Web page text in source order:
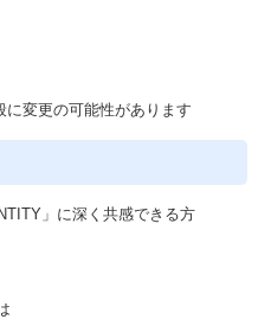
に変更の可能性があります
」に深く共感できる方